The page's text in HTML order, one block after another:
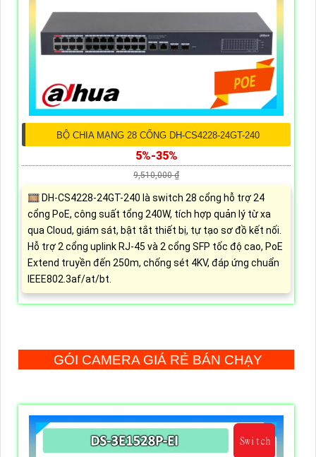
BỘ CHIA MẠNG 28 CỔNG DH-CS4228-24GT-240
5%-35%
9,510,000 ₫
🎞 DH-CS4228-24GT-240 là switch 28 cổng hỗ trợ 24
cổng PoE, công suất tổng 240W, tích hợp quản lý từ xa
qua Cloud, giám sát, bật tắt thiết bị, tự tạo sơ đồ kết nối.
Hỗ trợ 2 cổng uplink RJ-45 và 2 cổng SFP tốc độ cao, PoE
Extend truyền đến 250m, chống sét 4KV, đáp ứng chuẩn
IEEE802.3af/at/bt.
GÓI CAMERA GIÁ RẺ BÁN CHẠY